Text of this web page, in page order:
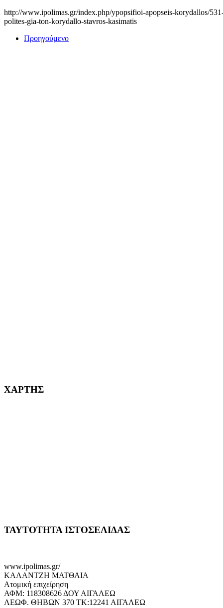
http://www.ipolimas.gr/index.php/ypopsifioi-apopseis-korydallos/
polites-gia-ton-korydallo-stavros-kasimatis
Προηγούμενο
ΧΑΡΤΗΣ
ΤΑΥΤΟΤΗΤΑ ΙΣΤΟΣΕΛΙΔΑΣ
www.ipolimas.gr/
ΚΑΛΑΝΤΖΗ ΜΑΤΘΑΙΑ
Ατομική επιχείρηση
ΑΦΜ: 118308626 ΔΟΥ ΑΙΓΑΛΕΩ
ΛΕΩΦ. ΘΗΒΩΝ 370 ΤΚ:12241 ΑΙΓΑΛΕΩ